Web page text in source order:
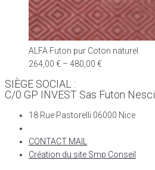
ALFA Futon pur Coton naturel
264,00 € – 480,00 €
SIÈGE SOCIAL :
C/0 GP INVEST Sas Futon Nesci
18 Rue Pastorelli 06000 Nice
CONTACT MAIL
Création du site Smp Conseil